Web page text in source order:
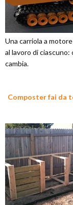
Una carriola a
al lavoro di
cambia.
Composter fai da